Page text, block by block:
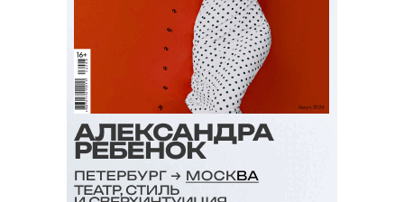
Документальный фильм о концертном
туре популярной певицы, за который
взялся легендарный Джеймс Кэмерон
— записи выступлений в нем
сменяются очень личными интервью
самой Билли и ее брата, музыканта
Финнеаса О’Коннелла.